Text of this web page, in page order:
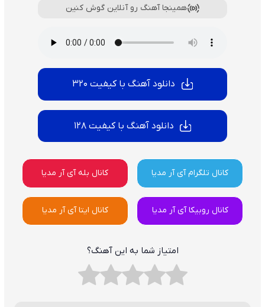
همینجا آهنگ رو آنلاین گوش کنین
دانلود آهنگ با کیفیت 320
دانلود آهنگ با کیفیت 128
کانال تلگرام آی آر مدیا کانال بله آی آر مدیا
کانال روبیکا آی آر مدیا کانال ایتا آی آر مدیا
امتیاز شما به این آهنگ؟